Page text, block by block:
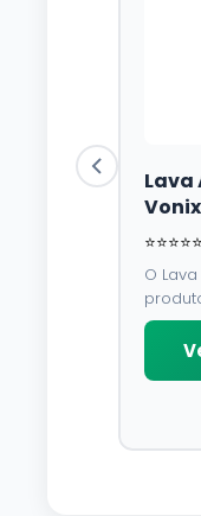
Lava
⭐⭐⭐⭐⭐
O
para
Por